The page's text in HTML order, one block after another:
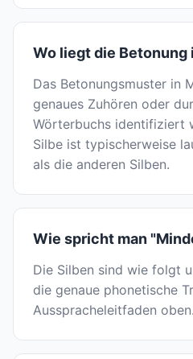
Wo liegt die Betonung
Das Betonungsmuster in
genaues Zuhören oder
Wörterbuchs identifiziert
Silbe ist typischerweise
als die anderen Silben.
Wie spricht man
Die Silben sind wie folgt
die genaue phonetische
Ausspracheleitfaden oben.